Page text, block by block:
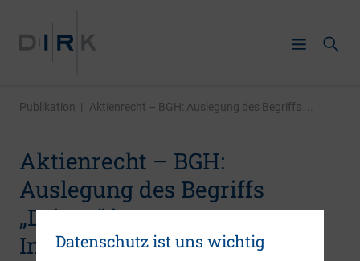
Publikation | Aktienrecht – BGH: Auslegung des Begriffs ...
Aktienrecht – BGH:
Auslegung des Begriffs
„Dritter“ in
Innenhaftungsfällen
Datenschutz ist uns wichtig